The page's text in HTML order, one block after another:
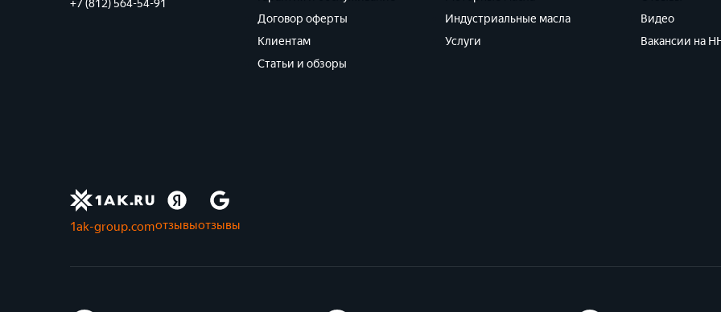
+7 (812) 564-54-91
Договор оферты
Клиентам
Статьи и обзоры
Индустриальные масла
Услуги
Видео
Вакансии на
1ak-group.comотзывыотзывы